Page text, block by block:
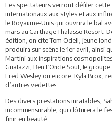
Les spectateurs verront défiler
internationaux aux styles et aux
le Royaume-Unis qui ouvrira le bal
mars au Carthage Thalasso Resort.
édition, on cite Tom Odell, jeune
produira sur scène le 1er avril, ainsi
Martini aux inspirations
Gualazzi, Ben l’Oncle Soul, le
Fred Wesley ou encore Kyla Brox,
d’autres vedettes.
Des divers prestations inratables,
incommensurable, qui clôturera le
finir en beauté.